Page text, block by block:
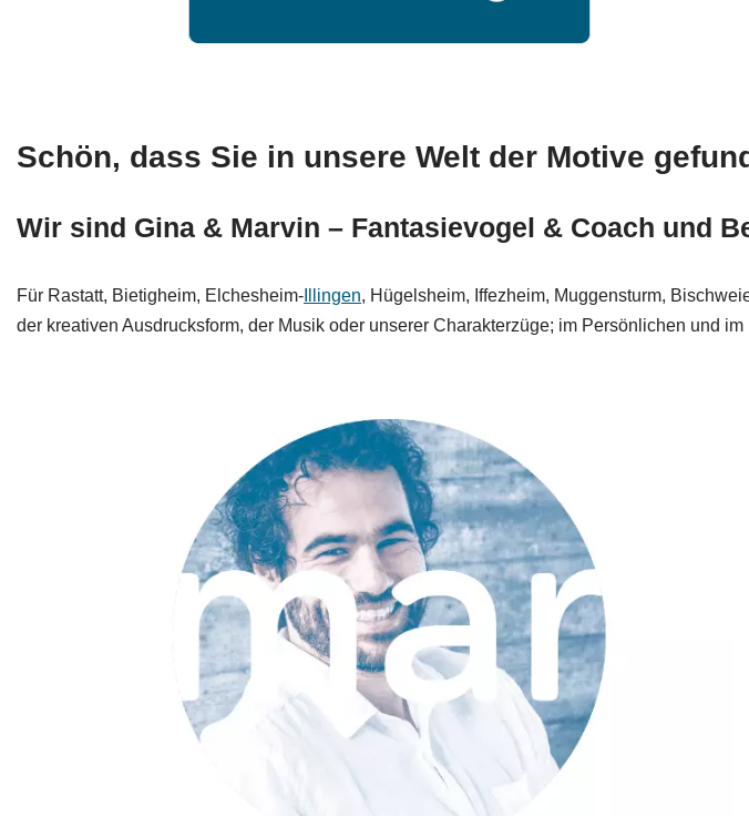
Schön, dass Sie in unsere Welt der Motive
Wir sind Gina & Marvin – Fantasievogel & Coach und
Für Rastatt, Bietigheim, Elchesheim- Illingen, Hügelsheim, Iffezheim, Muggensturm,
der kreativen Ausdrucksform, der Musik oder unserer Charakterzüge; im Persönlichen und im